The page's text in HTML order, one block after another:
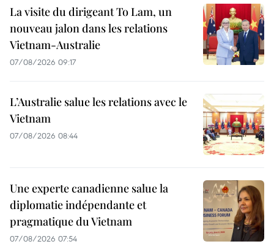
La visite du dirigeant To Lam, un
nouveau jalon dans les relations
Vietnam-Australie
07/08/2026 09:17
L’Australie salue les relations avec le
Vietnam
07/08/2026 08:44
Une experte canadienne salue la
diplomatie indépendante et
pragmatique du Vietnam
07/08/2026 07:54